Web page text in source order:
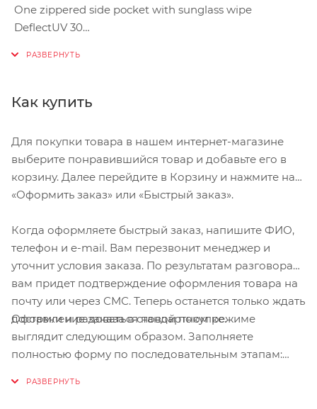
One zippered side pocket with sunglass wipe
DeflectUV 30
Как купить
Для покупки товара в нашем интернет-магазине
выберите понравившийся товар и добавьте его в
корзину. Далее перейдите в Корзину и нажмите на
«Оформить заказ» или «Быстрый заказ».
Когда оформляете быстрый заказ, напишите ФИО,
телефон и e-mail. Вам перезвонит менеджер и
уточнит условия заказа. По результатам разговора
вам придет подтверждение оформления товара на
почту или через СМС. Теперь останется только ждать
доставки и радоваться новой покупке.
Оформление заказа в стандартном режиме
выглядит следующим образом. Заполняете
полностью форму по последовательным этапам: